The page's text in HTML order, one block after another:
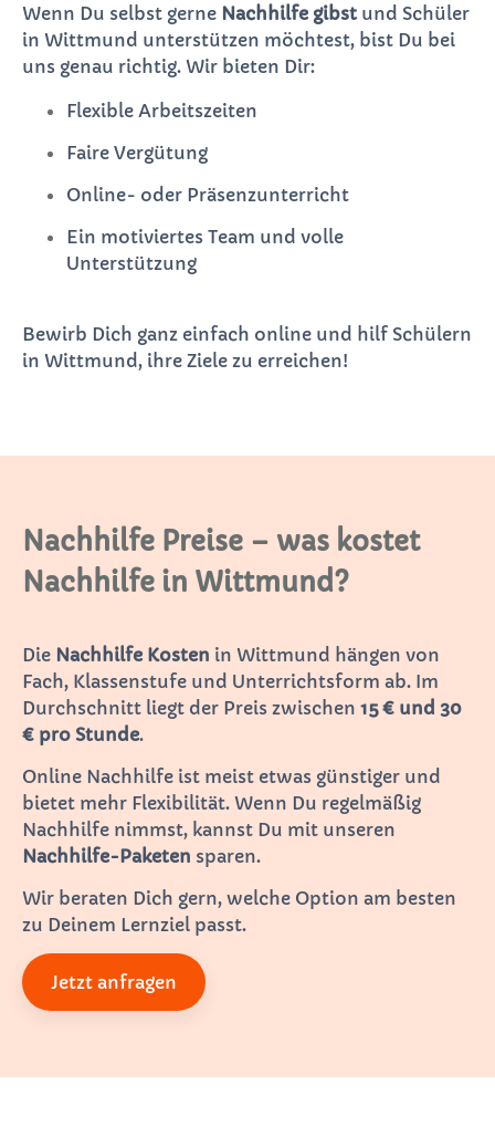
Wenn Du selbst gerne Nachhilfe gibst und Schüler
in Wittmund unterstützen möchtest, bist Du bei
uns genau richtig. Wir bieten Dir:
Flexible Arbeitszeiten
Faire Vergütung
Online- oder Präsenzunterricht
Ein motiviertes Team und volle
Unterstützung
Bewirb Dich ganz einfach online und hilf Schülern
in Wittmund, ihre Ziele zu erreichen!
Nachhilfe Preise – was kostet
Nachhilfe in Wittmund?
Die Nachhilfe Kosten in Wittmund hängen von
Fach, Klassenstufe und Unterrichtsform ab. Im
Durchschnitt liegt der Preis zwischen 15 € und 30
€ pro Stunde.
Online Nachhilfe ist meist etwas günstiger und
bietet mehr Flexibilität. Wenn Du regelmäßig
Nachhilfe nimmst, kannst Du mit unseren
Nachhilfe-Paketen sparen.
Wir beraten Dich gern, welche Option am besten
zu Deinem Lernziel passt.
Jetzt anfragen